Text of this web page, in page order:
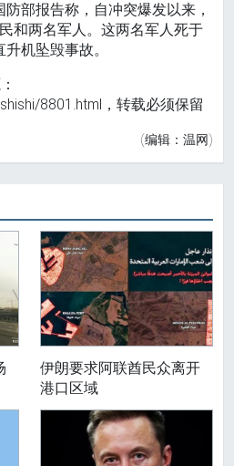
部报告称，自冲突爆发以来，
和两名军人。这两名军人死于
机坠毁事故。
8801.html，转载必须保留
(编辑：温网)
伊朗要求阿联酋民众离开
港口区域